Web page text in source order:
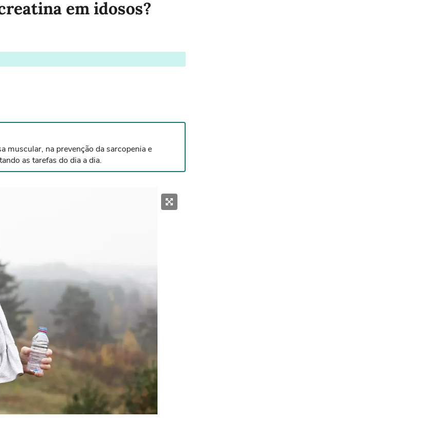
em idosos?
muscular, na prevenção da sarcopenia e
as tarefas do dia a dia.